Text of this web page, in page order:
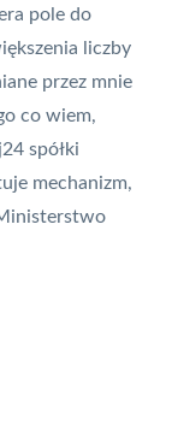
pole do
liczby
przez mnie
co wiem,
spółki
mechanizm,